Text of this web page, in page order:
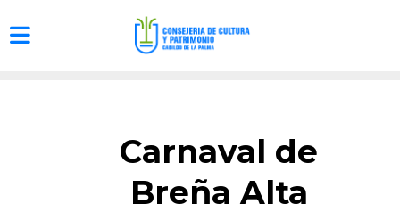
Carnaval de
Breña Alta